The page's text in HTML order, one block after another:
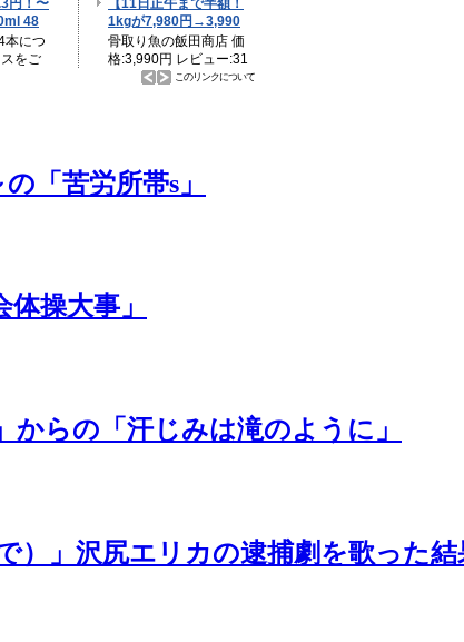
「苦労所帯s」
操大事」
らの「汗じみは滝のように」
」沢尻エリカの逮捕劇を歌った結